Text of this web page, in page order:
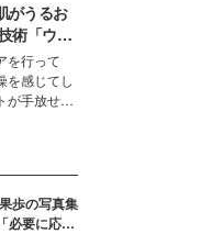
点を持つモ
の特別対
視点か
や予想外
いストーリ
ってもらっ
がうるお
術「ウォ
グスキ
キンケア
を行って
を感じてし
が手放せな
Water
ターキャ
捕水肌）」
た。
歩の写真集
必要に応じ